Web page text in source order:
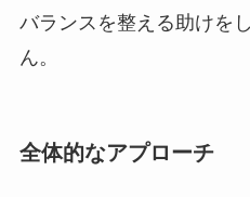
バランスを整える助けを
ん。
全体的なアプローチ